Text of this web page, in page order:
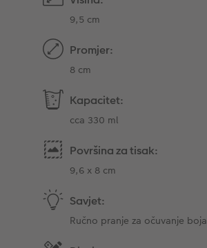
9,5 cm
Promjer:
8 cm
Kapacitet:
cca 330 ml
Površina za tisak:
9,6 x 8 cm
Savjet:
Ručno pranje za očuvanje boja